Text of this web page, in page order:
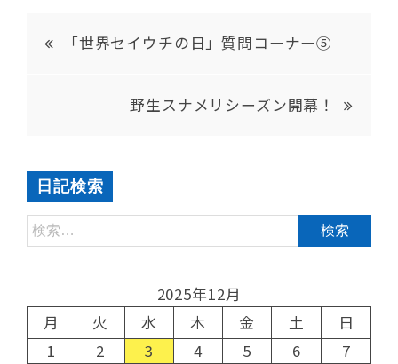
「世界セイウチの日」質問コーナー⑤
野生スナメリシーズン開幕！
日記検索
2025年12月
月
火 水 木 金 土
日
1
2 3 4 5 6
7